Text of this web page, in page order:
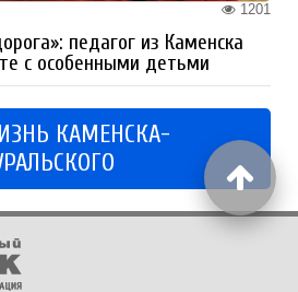
1201
педагог из Каменска
с особенными детьми
КАМЕНСКА-